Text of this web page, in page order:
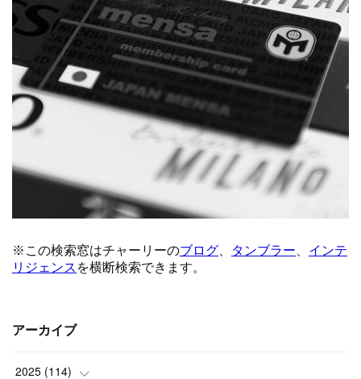
アーカイブ
2025 (114)